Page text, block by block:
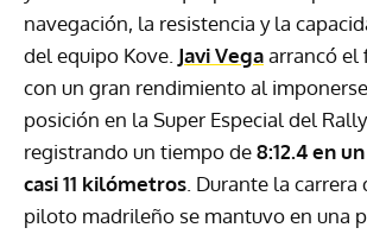
navegación, la resistencia y la
del equipo Kove. Javi Vegaarrancó el
con un gran rendimiento al
posición en la Super Especial del
registrando un tiempo de8:12.4 en
casi 11 kilómetros. Durante la carrera
piloto madrileño se mantuvo en una